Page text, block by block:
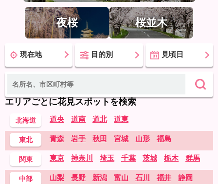
夜桜 桜並木
現在地 目的別 見頃日
エリアごとに花見スポットを検索
北海道 道央 道南 道北 道東
東北 青森 岩手 秋田 宮城 山形 福島
関東 東京 神奈川 埼玉 千葉 茨城 栃木 群馬
中部 山梨 長野 新潟 富山 石川 福井
静岡